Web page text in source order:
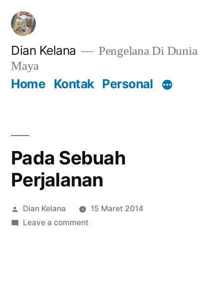
Lompat
konten
Dian Kelana
Pengelana Di Dunia
Maya
Home Kontak Personal
Pada Sebuah
Perjalanan
Posted
by
Dian Kelana
15 Maret 2014
Leave a commenton